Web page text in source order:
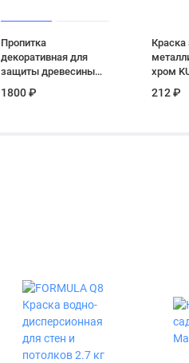
Пропитка
декоративная для
защиты древесины
полуматовая 0.9 л
1800 ₽
Краска
хром
212 ₽